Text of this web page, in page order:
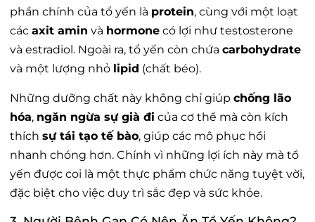
phần chính của tổ yến là protein, cùng với một loạt
các axit amin và hormone có lợi như testosterone
và estradiol. Ngoài ra, tổ yến còn chứa carbohydrate
và một lượng nhỏ lipid (chất béo).
Những dưỡng chất này không chỉ giúp chống lão
hóa, ngăn ngừa sự già đi của cơ thể mà còn kích
thích sự tái tạo tế bào, giúp các mô phục hồi
nhanh chóng hơn. Chính vì những lợi ích này mà tổ
yến được coi là một thực phẩm chức năng tuyệt vời,
đặc biệt cho việc duy trì sắc đẹp và sức khỏe.